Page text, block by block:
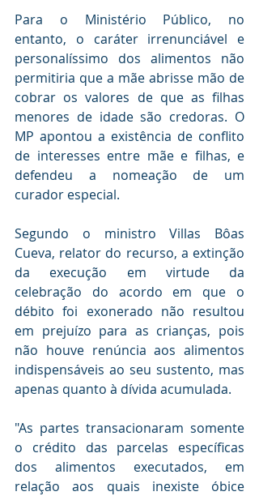
Para o Ministério Público, no
entanto, o caráter irrenunciável e
personalíssimo dos alimentos não
permitiria que a mãe abrisse mão de
cobrar os valores de que as filhas
menores de idade são credoras. O
MP apontou a existência de conflito
de interesses entre mãe e filhas, e
defendeu a nomeação de um
curador especial.
Segundo o ministro Villas Bôas
Cueva, relator do recurso, a extinção
da execução em virtude da
celebração do acordo em que o
débito foi exonerado não resultou
em prejuízo para as crianças, pois
não houve renúncia aos alimentos
indispensáveis ao seu sustento, mas
apenas quanto à dívida acumulada.
"As partes transacionaram somente
o crédito das parcelas específicas
dos alimentos executados, em
relação aos quais inexiste óbice